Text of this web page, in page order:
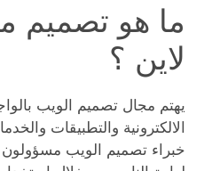
ما هو تصميم
لاين ؟
يهتم مجال تصميم الويب
الالكترونية والتطبيقات
خبراء تصميم الويب